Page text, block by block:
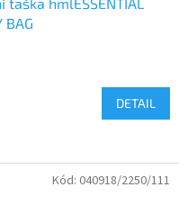
BAG
DETAIL
Kód: 040918/2250/111